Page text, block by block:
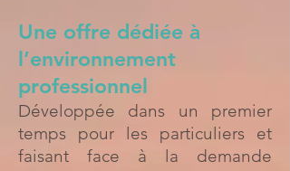
Une offre dédiée à
l’environnement
professionnel
Développée dans un premier
temps pour les particuliers et
faisant face à la demande